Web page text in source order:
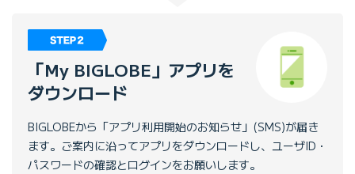
「My BIGLOBE」アプリを
ダウンロード
BIGLOBEから「アプリ利用開始のお知らせ」(SMS)が届き
ます。ご案内に沿ってアプリをダウンロードし、ユーザID・
パスワードの確認とログインをお願いします。